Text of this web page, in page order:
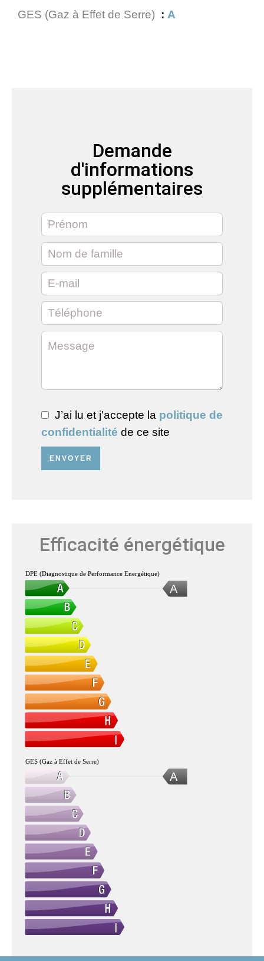
GES (Gaz à Effet de Serre) A
Demande
d'informations
supplémentaires
J’ai lu et j'accepte la politique de
confidentialité de ce site
ENVOYER
Efficacité énergétique
A
DPE (Diagnostique de Performance Energétique)
A
GES (Gaz à Effet de Serre)